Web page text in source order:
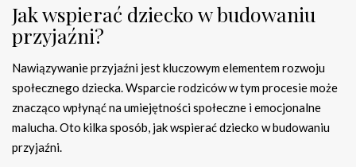
Jak wspierać dziecko w budowaniu
przyjaźni?
Nawiązywanie przyjaźni jest kluczowym elementem rozwoju
społecznego dziecka. Wsparcie rodziców w tym procesie może
znacząco wpłynąć na umiejętności społeczne i emocjonalne
malucha. Oto kilka sposób, jak wspierać dziecko w budowaniu
przyjaźni.